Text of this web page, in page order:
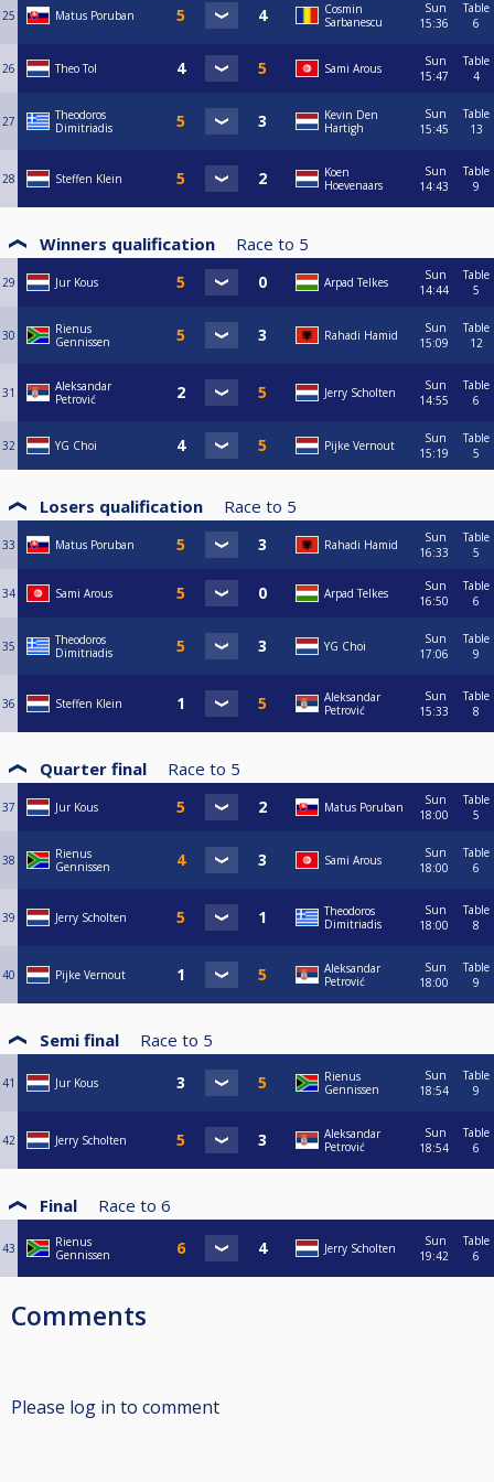
25 Matus Poruban
Cosmin
Sarbanescu
Sun
15:36
Table
6
26 Theo Tol Sami Arous
Sun
15:47
Table
4
27
Theodoros
Dimitriadis
Kevin Den
Hartigh
Sun
15:45
Table
13
28 Steffen Klein
Koen
Hoevenaars
Sun
14:43
Table
9
Winners qualification Race to 5
29 Jur Kous Arpad Telkes
Sun
14:44
Table
5
30
Rienus
Gennissen
Rahadi Hamid
Sun
15:09
Table
12
31
Aleksandar
Petrović
Jerry Scholten
Sun
14:55
Table
6
32 YG Choi Pijke Vernout
Sun
15:19
Table
5
Losers qualification Race to 5
33 Matus Poruban Rahadi Hamid
Sun
16:33
Table
5
34 Sami Arous Arpad Telkes
Sun
16:50
Table
6
35
Theodoros
Dimitriadis
YG Choi
Sun
17:06
Table
9
36 Steffen Klein
Aleksandar
Petrović
Sun
15:33
Table
8
Quarter final Race to 5
37 Jur Kous Matus Poruban
Sun
18:00
Table
5
38
Rienus
Gennissen
Sami Arous
Sun
18:00
Table
6
39 Jerry Scholten
Theodoros
Dimitriadis
Sun
18:00
Table
8
40 Pijke Vernout
Aleksandar
Petrović
Sun
18:00
Table
9
Semi final Race to 5
41 Jur Kous
Rienus
Gennissen
Sun
18:54
Table
9
42 Jerry Scholten
Aleksandar
Petrović
Sun
18:54
Table
6
Final Race to 6
43
Rienus
Gennissen
Jerry Scholten
Sun
19:42
Table
6
Comments
Please log in to comment